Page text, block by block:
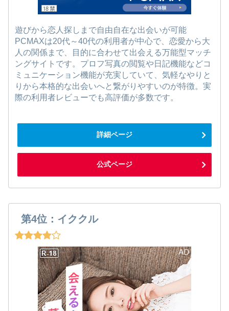
遊びから恋人探しまで自由自在な出会いが可能
PCMAXは20代～40代の利用者が中心で、恋愛から大
人の関係まで、目的に合わせて出会える万能型マッチ
ングサイトです。プロフ写真の閲覧や日記機能などコ
ミュニケーション機能が充実していて、気軽なやりと
りから本格的な出会いへと繋がりやすいのが特徴。実
際の利用者レビューでも高評価が多数です。
詳細ページ
公式ページ
第4位：イククル